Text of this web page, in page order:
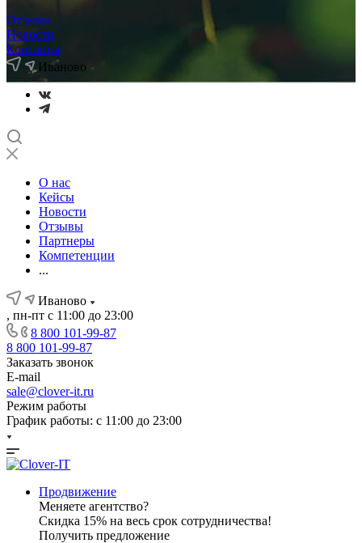
Отзывы
Новости
Контакты
Иваново
О нас
Кейсы
Новости
Отзывы
Партнеры
Компетенции
...
Иваново
, пн-пт с 11:00 до 23:00
8 800 101-99-87
8 800 101-99-87
Заказать звонок
E-mail
sale@clover-it.ru
Режим работы
График работы: с 11:00 до 23:00
Продвижение
Меняете агентство?
Скидка 15% на весь срок сотрудничества!
Получить предложение